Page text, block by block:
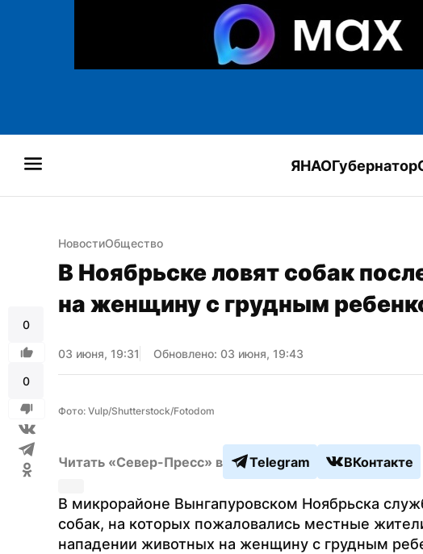
ЯНАОГубернатор
0
0
НовостиОбщество
В Ноябрьске ловят собак
на женщину с грудным
03 июня, 19:31 Обновлено: 03 июня, 19:43
Фото: Vulp/Shutterstock/Fotodom
Читать «Север-Пресс» в Telegram ВКонтакте
В микрорайоне Вынгапуровском Ноябрьска
собак, на которых пожаловались местные
нападении животных на женщину с грудным